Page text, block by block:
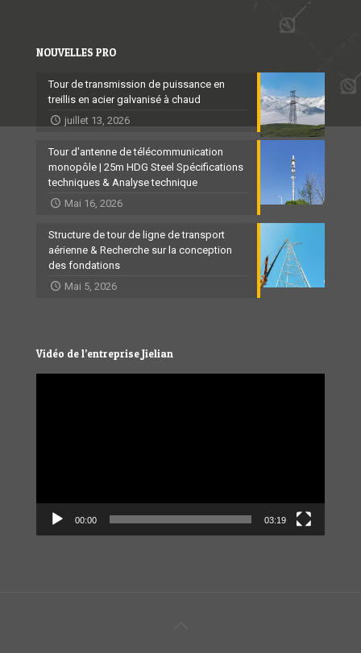
NOUVELLES PRO
Tour de transmission de puissance en
treillis en acier galvanisé à chaud
juillet 13, 2026
Tour d'antenne de télécommunication
monopôle | 25m HDG Steel Spécifications
techniques & Analyse technique
Mai 16, 2026
Structure de tour de ligne de transport
aérienne & Recherche sur la conception
des fondations
Mai 5, 2026
Vidéo de l’entreprise Jielian
00:00 03:19